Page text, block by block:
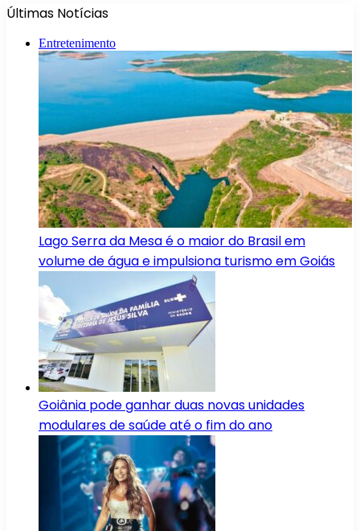
Últimas Notícias
Entretenimento
Lago Serra da Mesa é o maior do Brasil em
volume de água e impulsiona turismo em Goiás
Goiânia pode ganhar duas novas unidades
modulares de saúde até o fim do ano